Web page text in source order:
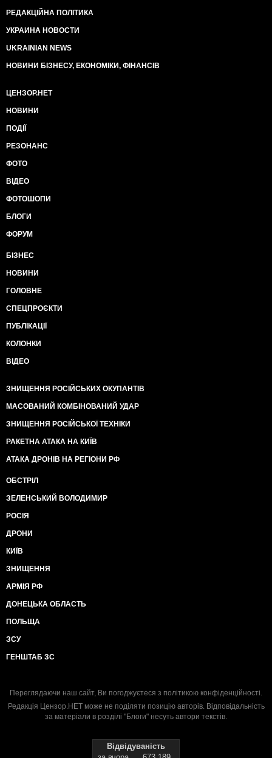
РЕДАКЦІЙНА ПОЛІТИКА
УКРАИНА НОВОСТИ
UKRAINIAN NEWS
НОВИНИ БІЗНЕСУ, ЕКОНОМІКИ, ФІНАНСІВ
ЦЕНЗОР.НЕТ
НОВИНИ
ПОДІЇ
РЕЗОНАНС
ФОТО
ВІДЕО
ФОТОШОПИ
БЛОГИ
ФОРУМ
БІЗНЕС
НОВИНИ
ГОЛОВНЕ
СПЕЦПРОЄКТИ
ПУБЛІКАЦІЇ
КОЛОНКИ
ВІДЕО
ЗНИЩЕННЯ РОСІЙСЬКИХ ОКУПАНТІВ
МАСОВАНИЙ КОМБІНОВАНИЙ УДАР
ЗНИЩЕННЯ РОСІЙСЬКОЇ ТЕХНІКИ
РАКЕТНА АТАКА НА КИЇВ
АТАКА ДРОНІВ НА РЕГІОНИ РФ
ОБСТРІЛ
ЗЕЛЕНСЬКИЙ ВОЛОДИМИР
РОСІЯ
ДРОНИ
КИЇВ
ЗНИЩЕННЯ
АРМІЯ РФ
ДОНЕЦЬКА ОБЛАСТЬ
ПОЛЬЩА
ЗСУ
ГЕНШТАБ ЗС
Переглядаючи наш сайт, Ви погоджуєтеся з політикою конфіденційності.
Редакція Цензор.НЕТ може не поділяти позицію авторів. Відповідальність
за матеріали в розділі "Блоги" несуть автори текстів.
Відвідуваність